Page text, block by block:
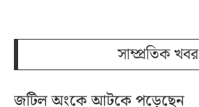
সাম্প্রতিক খবর
জটিল অংকে আটকে পড়েছেন